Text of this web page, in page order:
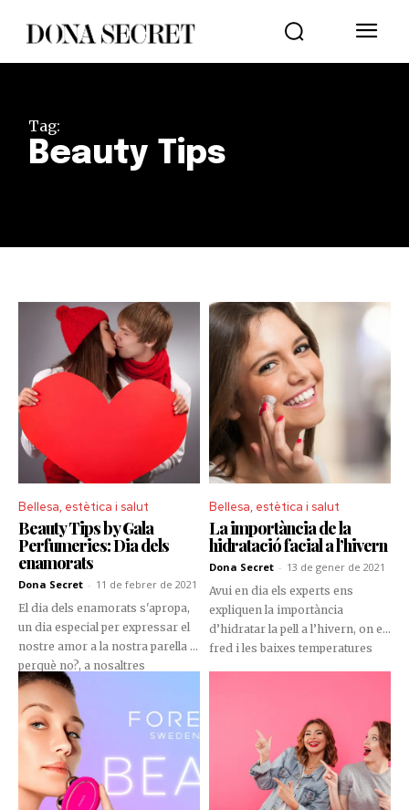
Tag:
Beauty Tips
Bellesa, estètica i salut
Beauty Tips by Gala
Perfumeries: Dia dels
enamorats
Dona Secret - 11 de febrer de 2021
El dia dels enamorats s'apropa,
un dia especial per expressar el
nostre amor a la nostra parella o,
perquè no?, a nosaltres
mateixos. Una aroma especial
pot ser el regal perfecte per
aquest dia i pels que vindran
més endavant.
Bellesa, estètica i salut
La importància de la
hidratació facial a l’hivern
Dona Secret - 13 de gener de 2021
Avui en dia els experts ens
expliquen la importància
d’hidratar la pell a l’hivern, on el
fred i les baixes temperatures
temperatura augmentin les
lesions a la vostra dermis. Els
tractaments facials es fan
necessaris per mantenir
l’estabilitat i permeabilitat de la